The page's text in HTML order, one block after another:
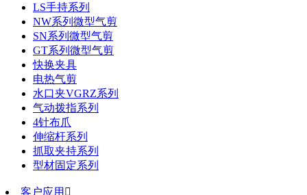
LS手持系列
NW系列微型气剪
SN系列微型气剪
GT系列微型气剪
快换夹具
电热气剪
水口夹VGRZ系列
气动拨指系列
4针布爪
伸缩杆系列
抓取夹持系列
型材固定系列
客户应用 